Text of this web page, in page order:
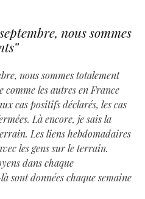
nous sommes
nous sommes totalement
les autres en France
cas positifs déclarés, les cas
Là encore, je sais la
Les liens hebdomadaires
les gens sur le terrain.
dans chaque
sont données chaque semaine